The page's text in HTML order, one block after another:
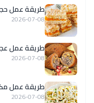
طريقة عمل
2026-07-08
طريقة عمل
2026-07-08
طريقة عمل
2026-07-08